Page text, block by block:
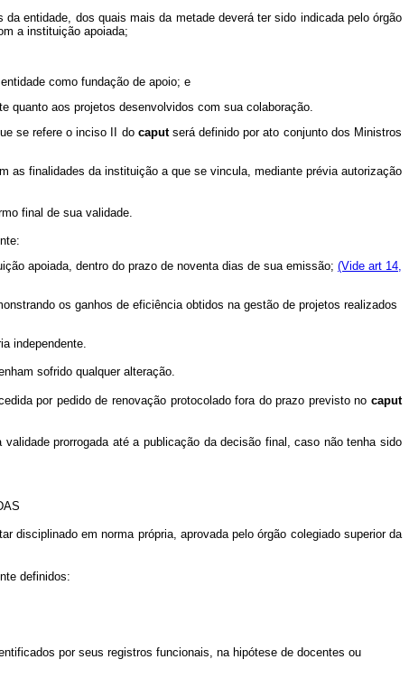
entidade, dos quais mais da metade deverá ter sido indicada pelo órgão
a instituição apoiada;
como fundação de apoio; e
quanto aos projetos desenvolvidos com sua colaboração.
se refere o inciso II do caputserá definido por ato conjunto dos Ministros
as finalidades da instituição a que se vincula, mediante prévia autorização
final de sua validade.
apoiada, dentro do prazo de noventa dias de sua emissão; (Vide art 14,
os ganhos de eficiência obtidos na gestão de projetos realizados
independente.
sofrido qualquer alteração.
por pedido de renovação protocolado fora do prazo previsto nocaput
prorrogada até a publicação da decisão final, caso não tenha sido
em norma própria, aprovada pelo órgão colegiado superior da
definidos:
por seus registros funcionais, na hipótese de docentes ou